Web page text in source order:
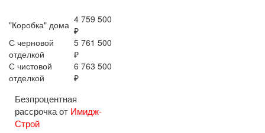
"Коробка" дома 4 759 500
₽
С черновой
отделкой
5 761 500
₽
С чистовой
отделкой
6 763 500
₽
Безпроцентная
рассрочка от Имидж-
Строй